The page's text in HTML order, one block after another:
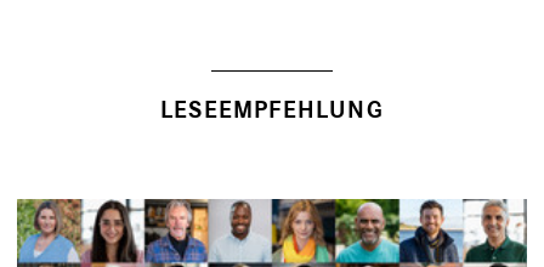
LESEEMPFEHLUNG